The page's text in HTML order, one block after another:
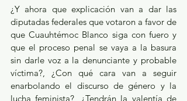
¿Y ahora que explicación van a dar las
diputadas federales que votaron a favor de
que Cuauhtémoc Blanco siga con fuero y
que el proceso penal se vaya a la basura
sin darle voz a la denunciante y probable
víctima?, ¿Con qué cara van a seguir
enarbolando el discurso de género y la
lucha feminista?, ¿Tendrán la valentía de